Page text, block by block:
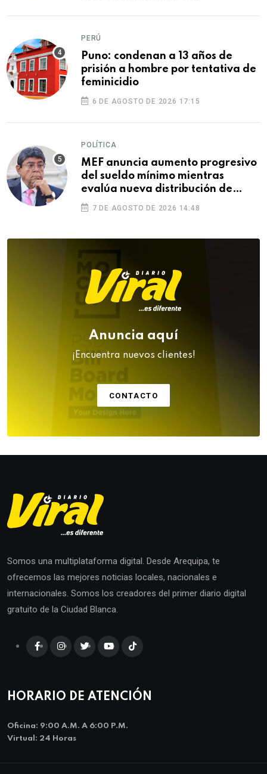
PERÚ
Puno: condenan a 13 años de
prisión a hombre por tentativa de
feminicidio
6 DE AGOSTO DE 2026 17:15
POLÍTICA
MEF anuncia aumento progresivo
del sueldo mínimo mientras
evalúa nueva distribución de
feriados
7 DE AGOSTO DE 2026 14:48
Anuncia aquí
¡Encuentra nuevos clientes!
CONTACTO
Somos una multiplataforma digital. Desde Arequipa, te
ofrecemos las mejores noticias locales, nacionales e
internacionales. Somos los creadores del primer diario digital
gratuito de la Ciudad Blanca.
HORARIO DE ATENCIÓN
Oficina: 9:00 A.m. A 6:00 P.m.
Virtual: 24 Horas